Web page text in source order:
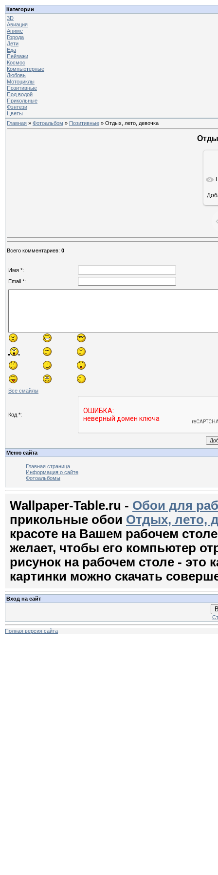
Категории
3D
Авиация
Аниме
Города
Дети
Еда
Пейзажи
Космос
Компьютерные
Любовь
Мотоциклы
Позитивные
Под водой
Прикольные
Фэнтези
Цветы
Главная » Фотоальбом » Позитивные » Отдых, лето, девочка
Всего комментариев: 0
Имя *:
Email *:
Все смайлы
Код *:
Меню сайта
Главная страница
Информация о сайте
Фотоальбомы
Wallpaper-Table.ru - Обои для
прикольные обои Отдых, лето,
красоте на Вашем рабочем
желает, чтобы его компьютер
рисунок на рабочем столе - это
картинки можно скачать
Вход на сайт
Полная версия сайта